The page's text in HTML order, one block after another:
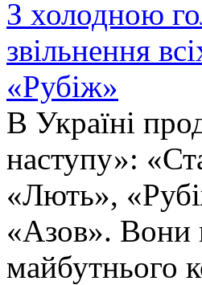
З холодною
звільнення
«Рубіж»
В Україні
наступу»:
«Лють»,
«Азов». Вони
майбутнього